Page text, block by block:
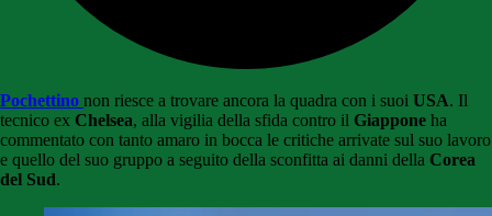
Pochettino non riesce a trovare ancora la quadra con i suoi USA. Il
tecnico ex Chelsea, alla vigilia della sfida contro il Giappone ha
commentato con tanto amaro in bocca le critiche arrivate sul suo lavoro
e quello del suo gruppo a seguito della sconfitta ai danni della Corea
del Sud.